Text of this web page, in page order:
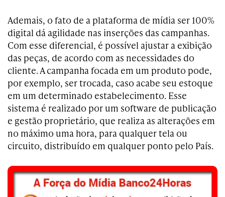
Ademais, o fato de a plataforma de mídia ser 100%
digital dá agilidade nas inserções das campanhas.
Com esse diferencial, é possível ajustar a exibição
das peças, de acordo com as necessidades do
cliente. A campanha focada em um produto pode,
por exemplo, ser trocada, caso acabe seu estoque
em um determinado estabelecimento. Esse
sistema é realizado por um software de publicação
e gestão proprietário, que realiza as alterações em
no máximo uma hora, para qualquer tela ou
circuito, distribuído em qualquer ponto pelo País.